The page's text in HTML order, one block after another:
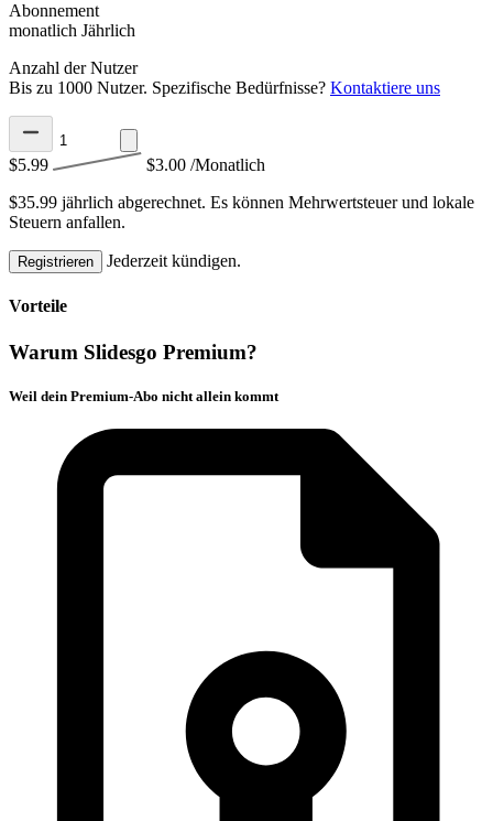
Abonnement
monatlich Jährlich
Anzahl der Nutzer
Bis zu 1000 Nutzer. Spezifische Bedürfnisse? Kontaktiere uns
$5.99 $3.00 /Monatlich
$35.99 jährlich abgerechnet. Es können Mehrwertsteuer und lokale
Steuern anfallen.
Registrieren Jederzeit kündigen.
Vorteile
Warum Slidesgo Premium?
Weil dein Premium-Abo nicht allein kommt